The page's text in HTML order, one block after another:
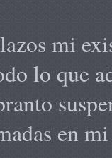
mi
lo que
en